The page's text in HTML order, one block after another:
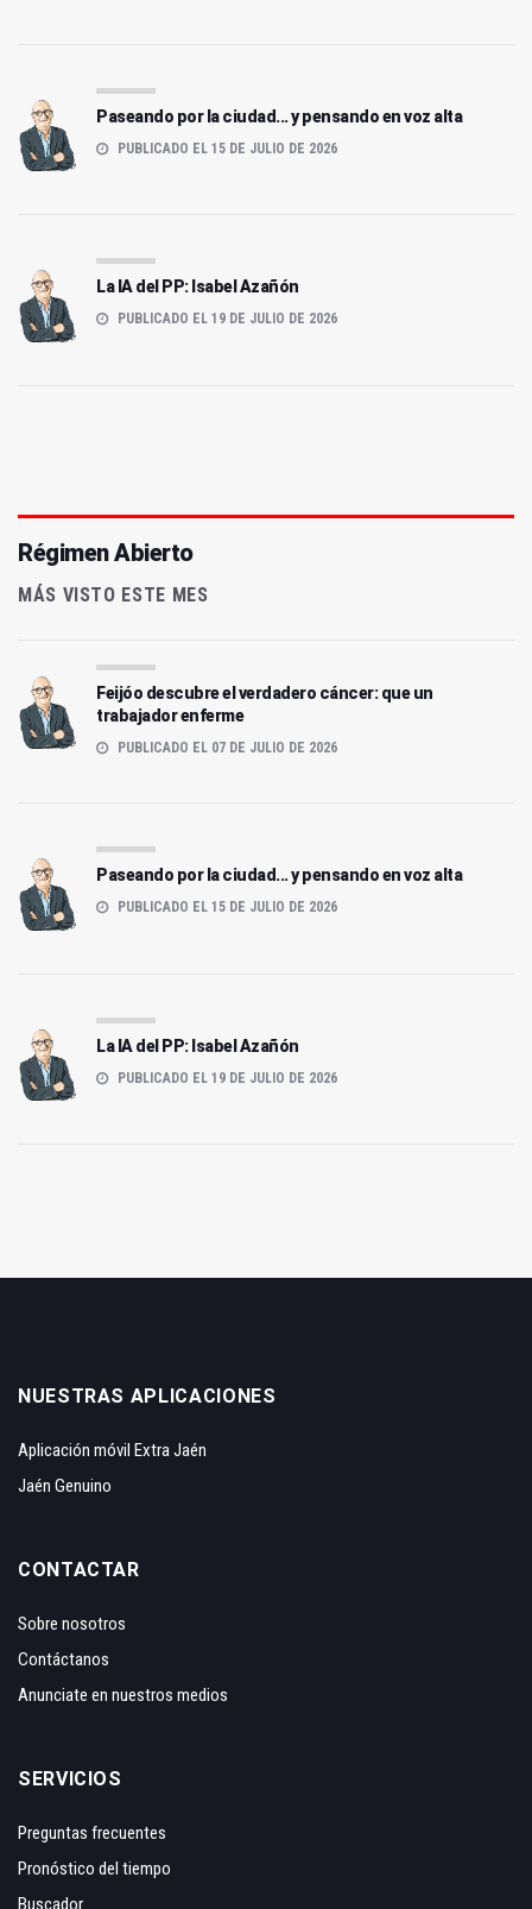
Paseando por la ciudad... y pensando en voz alta
PUBLICADO EL 15 DE JULIO DE 2026
La IA del PP: Isabel Azañón
PUBLICADO EL 19 DE JULIO DE 2026
Régimen Abierto
MÁS VISTO ESTE MES
Feijóo descubre el verdadero cáncer: que un
trabajador enferme
PUBLICADO EL 07 DE JULIO DE 2026
Paseando por la ciudad... y pensando en voz alta
PUBLICADO EL 15 DE JULIO DE 2026
La IA del PP: Isabel Azañón
PUBLICADO EL 19 DE JULIO DE 2026
NUESTRAS APLICACIONES
Aplicación móvil Extra Jaén
Jaén Genuino
CONTACTAR
Sobre nosotros
Contáctanos
Anunciate en nuestros medios
SERVICIOS
Preguntas frecuentes
Pronóstico del tiempo